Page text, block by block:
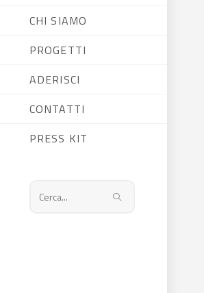
CHI SIAMO
PROGETTI
ADERISCI
CONTATTI
PRESS KIT
Cerca